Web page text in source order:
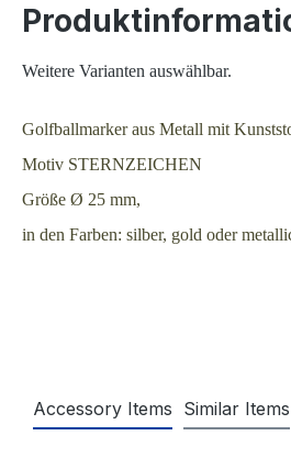
Weitere Varianten auswählbar.
Golfballmarker aus Metall mit
Motiv STERNZEICHEN
Größe Ø 25 mm,
in den Farben: silber, gold oder
Accessory Items Similar Items